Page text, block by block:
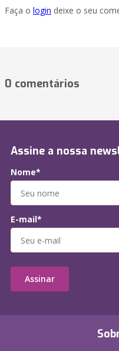
Faça o login deixe o seu
0 comentários
Assine a nossa
Nome*
E-mail*
Assinar